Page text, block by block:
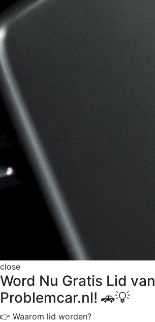
close
Word Nu Gratis Lid van
Problemcar.nl! 🚗💡
👉 Waarom lid worden?